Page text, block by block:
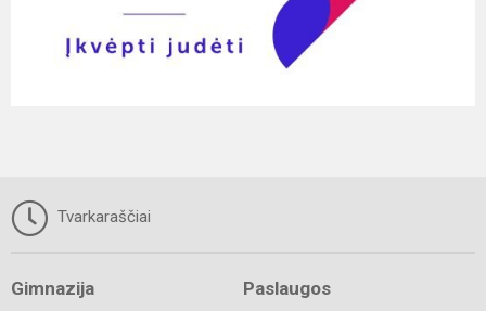
Tvarkaraščiai
Gimnazija Paslaugos